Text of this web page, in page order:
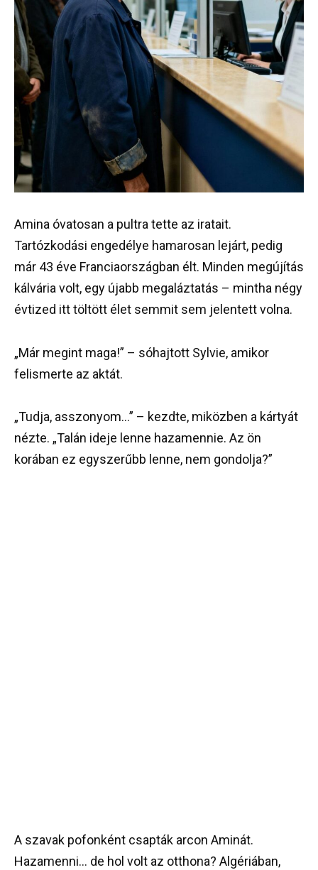
Amina óvatosan a pultra tette az iratait.
Tartózkodási engedélye hamarosan lejárt, pedig
már 43 éve Franciaországban élt. Minden megújítás
kálvária volt, egy újabb megaláztatás – mintha négy
évtized itt töltött élet semmit sem jelentett volna.
„Már megint maga!” – sóhajtott Sylvie, amikor
felismerte az aktát.
„Tudja, asszonyom…” – kezdte, miközben a kártyát
nézte. „Talán ideje lenne hazamennie. Az ön
korában ez egyszerűbb lenne, nem gondolja?”
A szavak pofonként csapták arcon Aminát.
Hazamenni… de hol volt az otthona? Algériában,